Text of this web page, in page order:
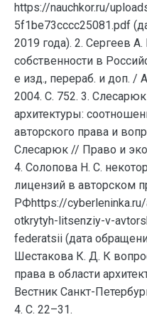
https://nauchkor.ru/
5f1be73cccc25081.pdf
2019 года). 2. Сергеев
собственности в
е изд., перераб. и доп. /
2004. С. 752. 3.
архитектуры:
авторского права и
Слесарюк // Право и
4. Солопова Н. С.
лицензий в авторском
РФhttps://
otkrytyh-litsenziy-v-
federatsii (дата
Шестакова К. Д. К
права в области
Вестник Санкт-
4. С. 22–31.